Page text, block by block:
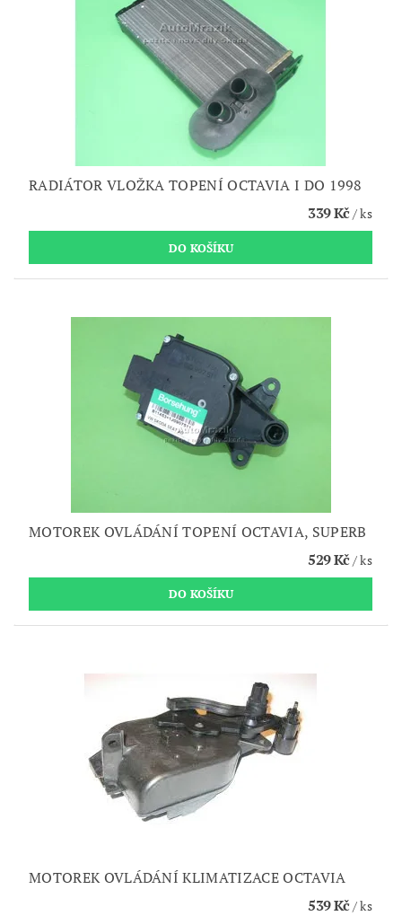
RADIÁTOR VLOŽKA TOPENÍ OCTAVIA I DO 1998
339 Kč/ ks
MOTOREK OVLÁDÁNÍ TOPENÍ OCTAVIA, SUPERB
529 Kč/ ks
MOTOREK OVLÁDÁNÍ KLIMATIZACE OCTAVIA
539 Kč/ ks